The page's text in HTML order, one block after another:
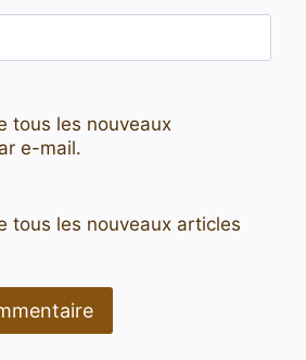
tous les nouveaux
e-mail.
tous les nouveaux articles